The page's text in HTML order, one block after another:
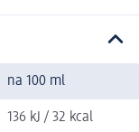
na 100 ml
136 kJ / 32 kcal